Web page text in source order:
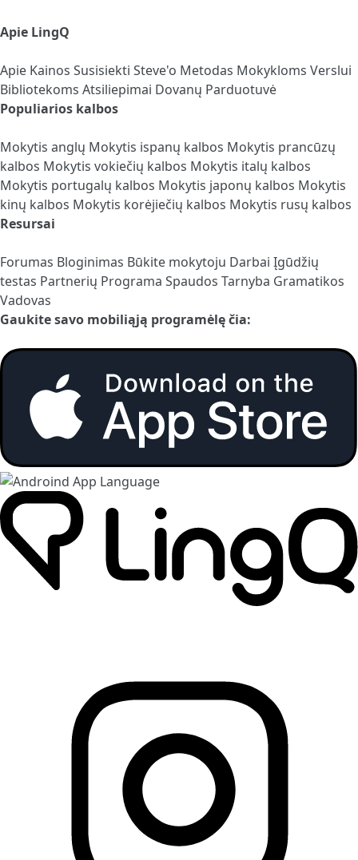
Apie LingQ
Apie Kainos Susisiekti Steve'o Metodas Mokykloms Verslui
Bibliotekoms Atsiliepimai Dovanų Parduotuvė
Populiarios kalbos
Mokytis anglų Mokytis ispanų kalbos Mokytis prancūzų
kalbos Mokytis vokiečių kalbos Mokytis italų kalbos
Mokytis portugalų kalbos Mokytis japonų kalbos Mokytis
kinų kalbos Mokytis korėjiečių kalbos Mokytis rusų kalbos
Resursai
Forumas Bloginimas Būkite mokytoju Darbai Įgūdžių
testas Partnerių Programa Spaudos Tarnyba Gramatikos
Vadovas
Gaukite savo mobiliąją programėlę čia: